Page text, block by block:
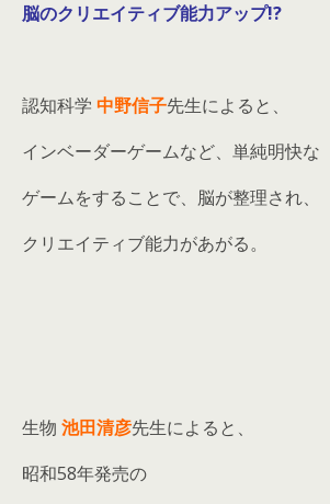
脳のクリエイティブ能力アップ!?
認知科学 中野信子先生によると、
インベーダーゲームなど、単純明快な
ゲームをすることで、脳が整理され、
クリエイティブ能力があがる。
生物 池田清彦先生によると、
昭和58年発売の